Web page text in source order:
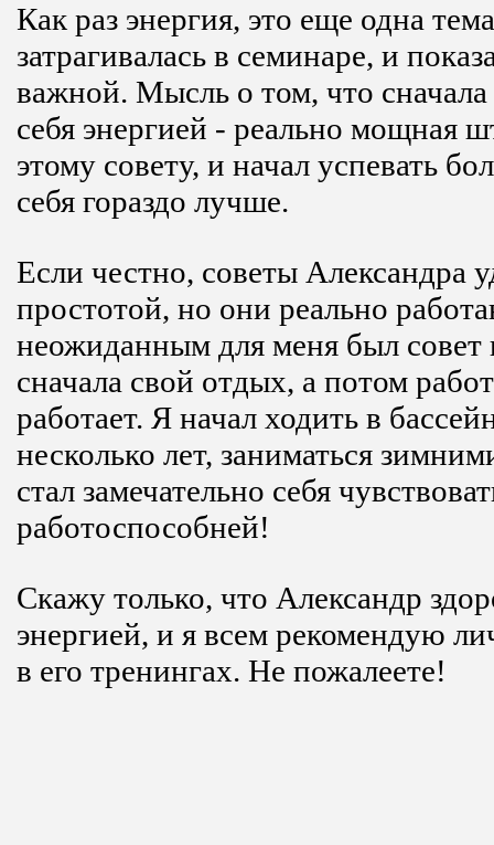
Как раз энергия, это еще одна
затрагивалась в семинаре, и
важной. Мысль о том, что
себя энергией - реально мощная
этому совету, и начал успевать
себя гораздо лучше.
Если честно, советы Александра
простотой, но они реально
неожиданным для меня был совет
сначала свой отдых, а потом
работает. Я начал ходить в
несколько лет, заниматься
стал замечательно себя
работоспособней!
Скажу только, что Александр
энергией, и я всем рекомендую
в его тренингах. Не пожалеете!